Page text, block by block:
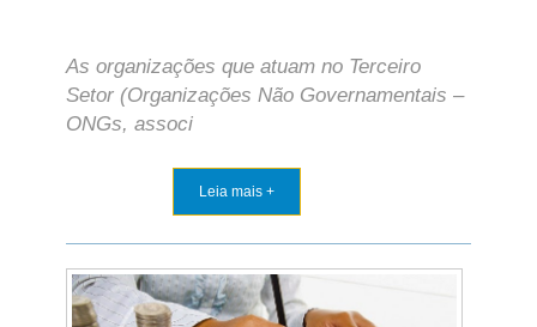
As organizações que atuam no Terceiro
Setor (Organizações Não Governamentais –
ONGs, associ
Leia mais +